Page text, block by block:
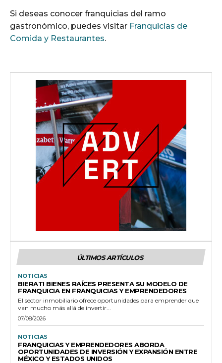
Si deseas conocer franquicias del ramo
gastronómico, puedes visitar Franquicias de
Comida y Restaurantes.
ÚLTIMOS ARTÍCULOS
NOTICIAS
BIERATI BIENES RAÍCES PRESENTA SU MODELO DE
FRANQUICIA EN FRANQUICIAS Y EMPRENDEDORES
El sector inmobiliario ofrece oportunidades para emprender que
van mucho más allá de invertir...
07/08/2026
NOTICIAS
FRANQUICIAS Y EMPRENDEDORES ABORDA
OPORTUNIDADES DE INVERSIÓN Y EXPANSIÓN ENTRE
MÉXICO Y ESTADOS UNIDOS